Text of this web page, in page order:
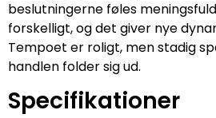
beslutningerne føles
forskelligt, og det giver nye
Tempoet er roligt, men stadig
handlen folder sig ud.
Specifikationer